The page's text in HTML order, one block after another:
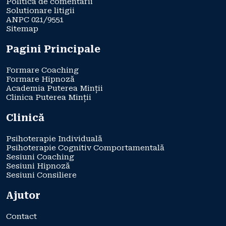
Solutionare litigii
ANPC 021/9551
Sitemap
Pagini Principale
Formare Coaching
Formare Hipnoză
Academia Puterea Minții
Clinica Puterea Minții
Clinică
Psihoterapie Individuală
Psihoterapie Cognitiv Comportamentală
Sesiuni Coaching
Sesiuni Hipnoză
Sesiuni Consiliere
Ajutor
Contact